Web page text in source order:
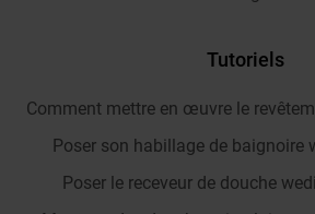
Tutoriels
Comment mettre en œuvre le
Poser son habillage de baignoire
Poser le receveur de douche